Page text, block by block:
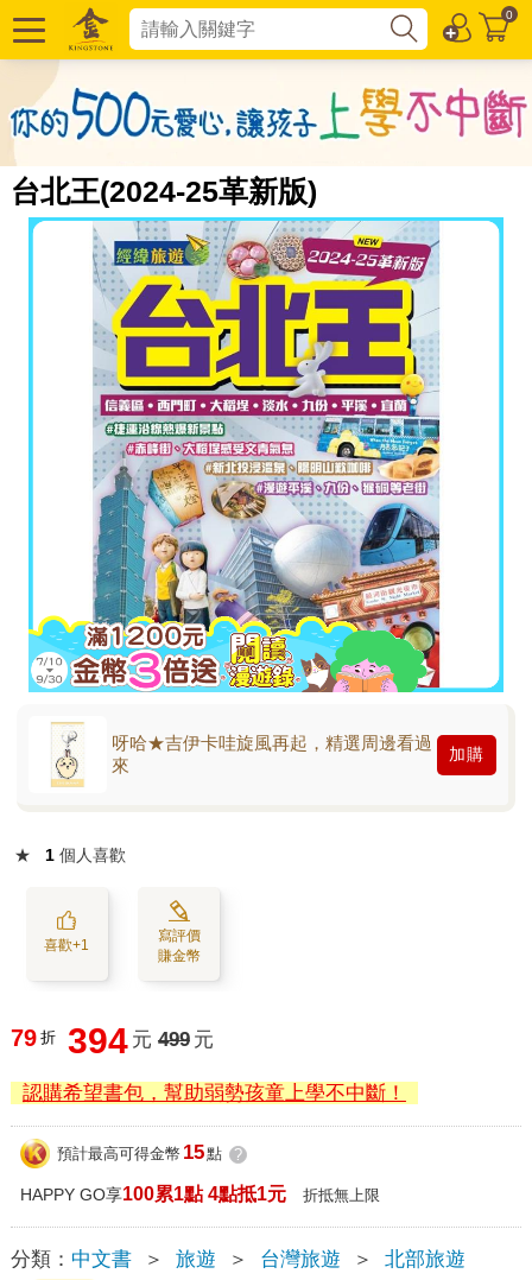
0
台北王(2024-25革新版)
呀哈★吉伊卡哇旋風再起，精選周邊看過
來
加購
★ 1 個人喜歡
喜歡+1
寫評價
賺金幣
79 折 394 元 499 元
認購希望書包，幫助弱勢孩童上學不中斷！
預計最高可得金幣 15點 ?
HAPPY GO享100累1點 4點抵1元 折抵無上限
分類： 中文書 ＞ 旅遊 ＞ 台灣旅遊 ＞ 北部旅遊